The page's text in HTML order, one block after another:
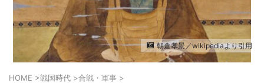
朝倉孝景／wikipediaより引用
HOME >戦国時代 >合戦・軍事 >